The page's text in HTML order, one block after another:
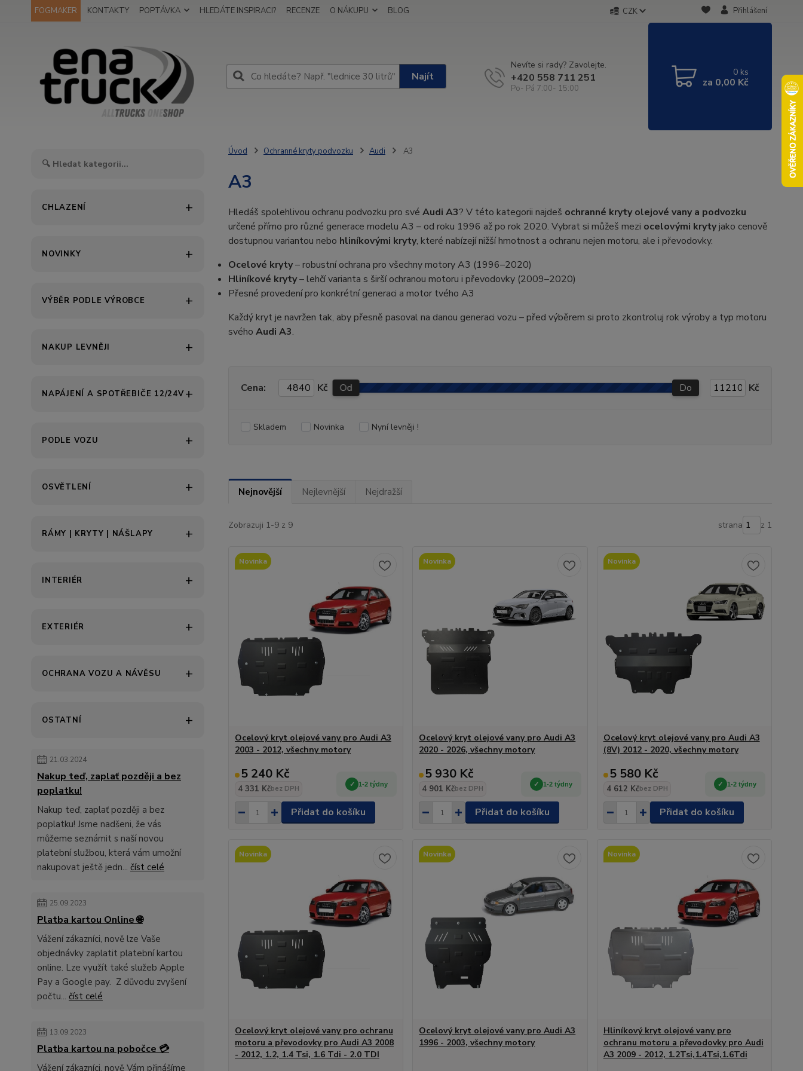
FOGMAKER KONTAKTY POPTÁVKA HLEDÁTE INSPIRACI? RECENZE O NÁKUPU BLOG CZK Přihlášení
Najít
Nevíte si rady? Zavolejte.
+420 558 711 251
Po- Pá 7:00- 15:00
0 ks
za 0,00 Kč
CHLAZENÍ
NOVINKY
VÝBĚR PODLE VÝROBCE
NAKUP LEVNĚJI
NAPÁJENÍ A SPOTŘEBIČE 12/24V
PODLE VOZU
OSVĚTLENÍ
RÁMY | KRYTY | NÁŠLAPY
INTERIÉR
EXTERIÉR
OCHRANA VOZU A NÁVĚSU
OSTATNÍ
21.03.2024
Nakup teď, zaplať později a bez
poplatku!
Nakup teď, zaplať později a bez
poplatku! Jsme nadšeni, že vás
můžeme seznámit s naší novou
platební službou, která vám umožní
nakupovat ještě jedn... číst celé
25.09.2023
Platba kartou Online 🌐
Vážení zákazníci, nově lze Vaše
objednávky zaplatit platební kartou
online. Lze využít také služeb Apple
Pay a Google pay. Z důvodu zvyšení
počtu... číst celé
13.09.2023
Platba kartou na pobočce 💳
Vážení zákazníci, nově Vám přinášíme
Úvod Ochranné kryty podvozku Audi A3
A3
Hledáš spolehlivou ochranu podvozku pro své Audi A3? V této kategorii najdeš ochranné kryty olejové vany a podvozku
určené přímo pro různé generace modelu A3 – od roku 1996 až po rok 2020. Vybrat si můžeš mezi ocelovými krytyjako cenově
dostupnou variantou nebo hliníkovými kryty, které nabízejí nižší hmotnost a ochranu nejen motoru, ale i převodovky.
Ocelové kryty– robustní ochrana pro všechny motory A3 (1996–2020)
Hliníkové kryty– lehčí varianta s širší ochranou motoru i převodovky (2009–2020)
Přesné provedení pro konkrétní generaci a motor tvého A3
Každý kryt je navržen tak, aby přesně pasoval na danou generaci vozu – před výběrem si proto zkontroluj rok výroby a typ motoru
svého Audi A3.
Cena: Kč Od Do Kč
Skladem Novinka Nyní levněji !
Nejnovější Nejlevnější Nejdražší
Zobrazuji 1-9 z 9 strana z 1
Novinka
Ocelový kryt olejové vany pro Audi A3
2003 - 2012, všechny motory
5 240 Kč
4 331 Kčbez DPH
1-2 týdny
Přidat do košíku
Novinka
Ocelový kryt olejové vany pro Audi A3
2020 - 2026, všechny motory
5 930 Kč
4 901 Kčbez DPH
1-2 týdny
Přidat do košíku
Novinka
Ocelový kryt olejové vany pro Audi A3
(8V) 2012 - 2020, všechny motory
5 580 Kč
4 612 Kčbez DPH
1-2 týdny
Přidat do košíku
Novinka
Ocelový kryt olejové vany pro ochranu
motoru a převodovky pro Audi A3 2008
- 2012, 1.2, 1.4 Tsi, 1.6 Tdi - 2.0 TDI
Novinka
Ocelový kryt olejové vany pro Audi A3
1996 - 2003, všechny motory
Novinka
Hliníkový kryt olejové vany pro
ochranu motoru a převodovky pro Audi
A3 2009 - 2012, 1.2Tsi,1.4Tsi,1.6Tdi